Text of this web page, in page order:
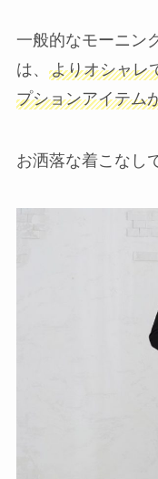
一般的なモーニン
は、 よりオシャレ
プションアイテム
お洒落な着こなし